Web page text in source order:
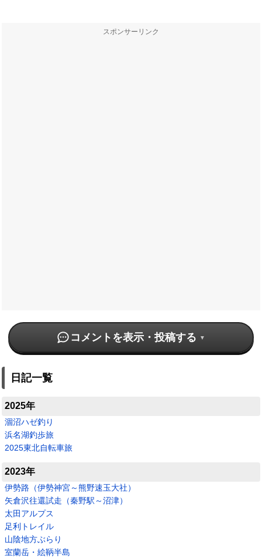
スポンサーリンク
コメントを表示・投稿する
日記一覧
2025年
涸沼ハゼ釣り
浜名湖釣歩旅
2025東北自転車旅
2023年
伊勢路（伊勢神宮～熊野速玉大社）
矢倉沢往還試走（秦野駅～沼津）
太田アルプス
足利トレイル
山陰地方ぶらり
室蘭岳・絵鞆半島